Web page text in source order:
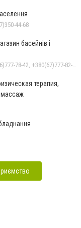
44-68
басейнів і
терапия,
массаж